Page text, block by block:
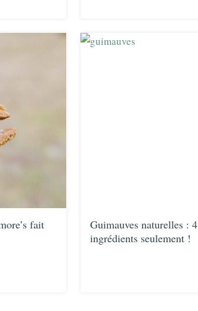
fait
Guimauves naturelles : 4
ingrédients seulement !